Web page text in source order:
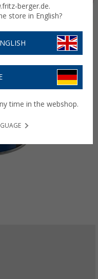
berger.de.
store in English?
time in the webshop.